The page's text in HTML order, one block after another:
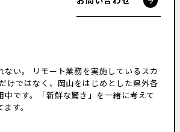
ない。
リモート業務を実施しているスカ
けではなく、岡山をはじめとした県外各
です。
「新鮮な驚き」を一緒に考えて
す。